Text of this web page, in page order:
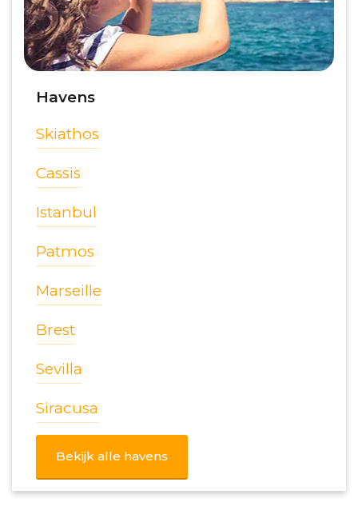
Havens
Skiathos
Cassis
Istanbul
Patmos
Marseille
Brest
Sevilla
Siracusa
Bekijk alle havens